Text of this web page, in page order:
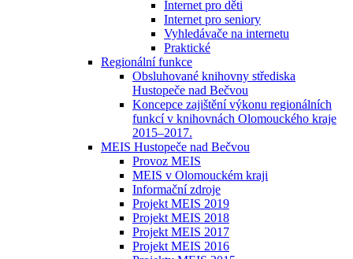
Internet pro děti
Internet pro seniory
Vyhledávače na internetu
Praktické
Regionální funkce
Obsluhované knihovny střediska
Hustopeče nad Bečvou
Koncepce zajištění výkonu regionálních
funkcí v knihovnách Olomouckého kraje
2015–2017.
MEIS Hustopeče nad Bečvou
Provoz MEIS
MEIS v Olomouckém kraji
Informační zdroje
Projekt MEIS 2019
Projekt MEIS 2018
Projekt MEIS 2017
Projekt MEIS 2016